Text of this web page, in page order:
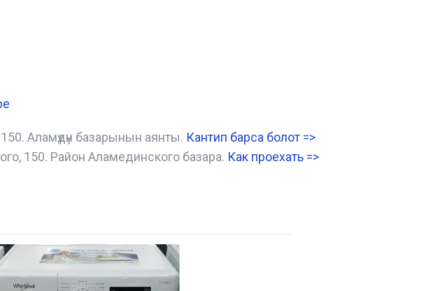
Аламүдүн базарынын аянты. Кантип барса болот =>
150. Район Аламединского базара. Как проехать =>